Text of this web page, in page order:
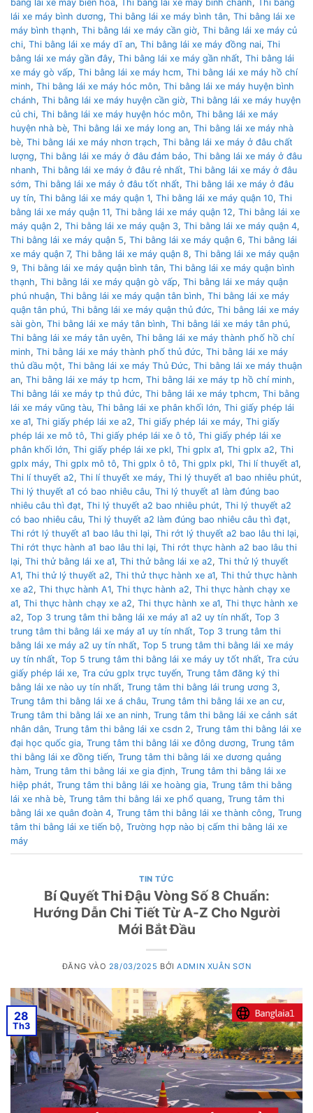
bằng lái xe máy biên hoà, Thi bằng lái xe máy bình chánh,
Thi bằng
lái xe máy bình dương, Thi bằng lái xe máy bình tân, Thi bằng lái xe
máy bình thạnh, Thi bằng lái xe máy cần giờ, Thi bằng lái xe máy củ
chi, Thi bằng lái xe máy dĩ an, Thi bằng lái xe máy đồng nai, Thi
bằng lái xe máy gần đây, Thi bằng lái xe máy gần nhất, Thi bằng lái
xe máy gò vấp, Thi bằng lái xe máy hcm, Thi bằng lái xe máy hồ chí
minh, Thi bằng lái xe máy hóc môn, Thi bằng lái xe máy huyện bình
chánh, Thi bằng lái xe máy huyện cần giờ, Thi bằng lái xe máy huyện
củ chi, Thi bằng lái xe máy huyện hóc môn, Thi bằng lái xe máy
huyện nhà bè, Thi bằng lái xe máy long an, Thi bằng lái xe máy nhà
bè, Thi bằng lái xe máy nhơn trạch, Thi bằng lái xe máy ở đâu chất
lượng, Thi bằng lái xe máy ở đâu đảm bảo, Thi bằng lái xe máy ở đâu
nhanh, Thi bằng lái xe máy ở đâu rẻ nhất, Thi bằng lái xe máy ở đâu
sớm, Thi bằng lái xe máy ở đâu tốt nhất, Thi bằng lái xe máy ở đâu
uy tín, Thi bằng lái xe máy quận 1, Thi bằng lái xe máy quận 10, Thi
bằng lái xe máy quận 11, Thi bằng lái xe máy quận 12, Thi bằng lái xe
máy quận 2, Thi bằng lái xe máy quận 3, Thi bằng lái xe máy quận 4,
Thi bằng lái xe máy quận 5, Thi bằng lái xe máy quận 6, Thi bằng lái
xe máy quận 7, Thi bằng lái xe máy quận 8, Thi bằng lái xe máy quận
9, Thi bằng lái xe máy quận bình tân, Thi bằng lái xe máy quận bình
thạnh, Thi bằng lái xe máy quận gò vấp, Thi bằng lái xe máy quận
phú nhuận, Thi bằng lái xe máy quận tân bình, Thi bằng lái xe máy
quận tân phú, Thi bằng lái xe máy quận thủ đức, Thi bằng lái xe máy
sài gòn, Thi bằng lái xe máy tân bình, Thi bằng lái xe máy tân phú,
Thi bằng lái xe máy tân uyên, Thi bằng lái xe máy thành phố hồ chí
minh, Thi bằng lái xe máy thành phố thủ đức, Thi bằng lái xe máy
thủ dầu một, Thi bằng lái xe máy Thủ Đức, Thi bằng lái xe máy thuận
an, Thi bằng lái xe máy tp hcm, Thi bằng lái xe máy tp hồ chí minh,
Thi bằng lái xe máy tp thủ đức, Thi bằng lái xe máy tphcm, Thi bằng
lái xe máy vũng tàu, Thi bằng lái xe phân khối lớn, Thi giấy phép lái
xe a1, Thi giấy phép lái xe a2, Thi giấy phép lái xe máy, Thi giấy
phép lái xe mô tô, Thi giấy phép lái xe ô tô, Thi giấy phép lái xe
phân khối lớn, Thi giấy phép lái xe pkl, Thi gplx a1, Thi gplx a2, Thi
gplx máy, Thi gplx mô tô, Thi gplx ô tô, Thi gplx pkl, Thi lí thuyết a1,
Thi lí thuyết a2, Thi lí thuyết xe máy, Thi lý thuyết a1 bao nhiêu phút,
Thi lý thuyết a1 có bao nhiêu câu, Thi lý thuyết a1 làm đúng bao
nhiêu câu thì đạt, Thi lý thuyết a2 bao nhiêu phút, Thi lý thuyết a2
có bao nhiêu câu, Thi lý thuyết a2 làm đúng bao nhiêu câu thì đạt,
Thi rớt lý thuyết a1 bao lâu thi lại, Thi rớt lý thuyết a2 bao lâu thi lại,
Thi rớt thực hành a1 bao lâu thi lại, Thi rớt thực hành a2 bao lâu thi
lại, Thi thử bằng lái xe a1, Thi thử bằng lái xe a2, Thi thử lý thuyết
A1, Thi thử lý thuyết a2, Thi thử thực hành xe a1, Thi thử thực hành
xe a2, Thi thực hành A1, Thi thực hành a2, Thi thực hành chạy xe
a1, Thi thực hành chạy xe a2, Thi thực hành xe a1, Thi thực hành xe
a2, Top 3 trung tâm thi bằng lái xe máy a1 a2 uy tín nhất, Top 3
trung tâm thi bằng lái xe máy a1 uy tín nhất, Top 3 trung tâm thi
bằng lái xe máy a2 uy tín nhất, Top 5 trung tâm thi bằng lái xe máy
uy tín nhất, Top 5 trung tâm thi bằng lái xe máy uy tốt nhất, Tra cứu
giấy phép lái xe, Tra cứu gplx trực tuyến, Trung tâm đăng ký thi
bằng lái xe nào uy tín nhất, Trung tâm thi bằng lái trung ương 3,
Trung tâm thi bằng lái xe á châu, Trung tâm thi bằng lái xe an cư,
Trung tâm thi bằng lái xe an ninh, Trung tâm thi bằng lái xe cảnh sát
nhân dân, Trung tâm thi bằng lái xe csdn 2, Trung tâm thi bằng lái xe
đại học quốc gia, Trung tâm thi bằng lái xe đông dương, Trung tâm
thi bằng lái xe đồng tiến, Trung tâm thi bằng lái xe dương quảng
hàm, Trung tâm thi bằng lái xe gia định, Trung tâm thi bằng lái xe
hiệp phát, Trung tâm thi bằng lái xe hoàng gia, Trung tâm thi bằng
lái xe nhà bè, Trung tâm thi bằng lái xe phổ quang, Trung tâm thi
bằng lái xe quân đoàn 4, Trung tâm thi bằng lái xe thành công, Trung
tâm thi bằng lái xe tiến bộ, Trường hợp nào bị cấm thi bằng lái xe
máy
TIN TỨC
Bí Quyết Thi Đậu Vòng Số 8 Chuẩn:
Hướng Dẫn Chi Tiết Từ A-Z Cho Người
Mới Bắt Đầu
ĐĂNG VÀO 28/03/2025 BỞIADMIN XUÂN SƠN
28
Th3